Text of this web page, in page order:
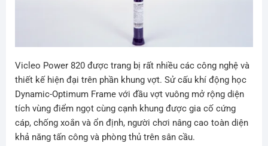
Vicleo Power 820 được trang bị rất nhiều các công nghệ và
thiết kế hiện đại trên phần khung vợt. Sử cấu khí động học
Dynamic-Optimum Frame với đầu vợt vuông mở rộng diện
tích vùng điểm ngọt cùng cạnh khung được gia cố cứng
cáp, chống xoắn và ổn định, người chơi nâng cao toàn diện
khả năng tấn công và phòng thủ trên sân cầu.